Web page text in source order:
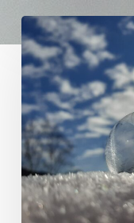
Gefrorene
Seifenblasen